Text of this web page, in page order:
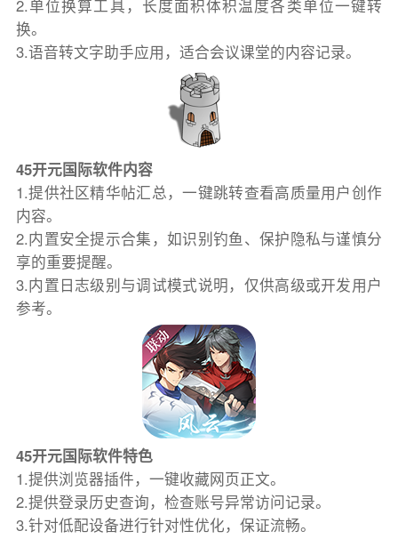
2.单位换算工具，长度面积体积温度各类单位一键转
换。
3.语音转文字助手应用，适合会议课堂的内容记录。
45开元国际软件内容
1.提供社区精华帖汇总，一键跳转查看高质量用户创作
内容。
2.内置安全提示合集，如识别钓鱼、保护隐私与谨慎分
享的重要提醒。
3.内置日志级别与调试模式说明，仅供高级或开发用户
参考。
45开元国际软件特色
1.提供浏览器插件，一键收藏网页正文。
2.提供登录历史查询，检查账号异常访问记录。
3.针对低配设备进行针对性优化，保证流畅。